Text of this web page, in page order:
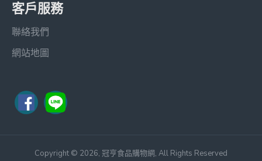
客戶服務
聯絡我們
網站地圖
Copyright © 2026, 冠亨食品購物網, All Rights Reserved